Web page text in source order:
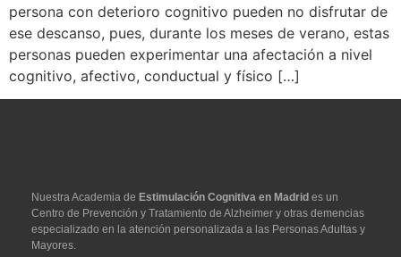
persona con deterioro cognitivo pueden no disfrutar de
ese descanso, pues, durante los meses de verano, estas
personas pueden experimentar una afectación a nivel
cognitivo, afectivo, conductual y físico […]
Nuestra Academia de Estimulación Cognitiva en Madrid es un
Centro de Prevención y Tratamiento de Alzheimer y otras demencias
especializado en la atención personalizada a las Personas Adultas y
Mayores.